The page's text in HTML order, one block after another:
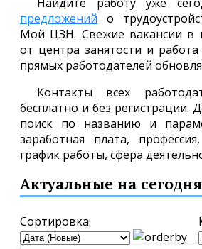
Найдите работу уже
предложений о
Мой ЦЗН. Свежие вакансии в
от центра занятости и
прямых работодателей
Контакты всех
бесплатно и без регистрации.
поиск по названию и
заработная плата,
график работы, сфера
Актуальные на
Сортировка: